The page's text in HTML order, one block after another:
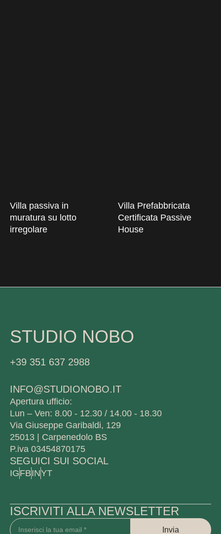
Villa passiva in
muratura su lotto
irregolare
Villa Prefabbricata
Certificata Passive
House
STUDIO NOBO
+39 351 637 2988
INFO@STUDIONOBO.IT
Apertura ufficio:
Lun – Ven: 8.00 - 12.30 / 14.00 - 18.30
Via Giuseppe Garibaldi, 129
25013 | Carpenedolo BS
P.iva 03454870175
SEGUICI SUI SOCIAL
IGFBINYT
ISCRIVITI ALLA NEWSLETTER
Invia